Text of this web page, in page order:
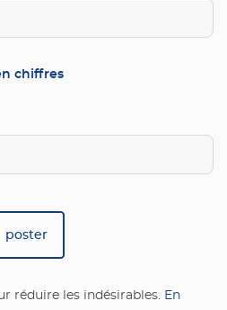
chiffres
réduire les indésirables. En